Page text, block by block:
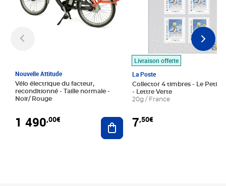
Nouvelle Attitude
Vélo électrique du facteur,
reconditionné - Taille normale -
Noir/ Rouge
1 490,00€ Ajouter au panier
Livraison offerte
La Poste
Collector 4 timbres - Le Petit
- Lettre Verte
20g / France
7,50€